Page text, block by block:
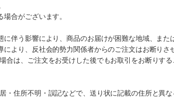
合がございます。
伴う影響により、商品のお届けが困難な地域、また
より、反社会的勢力関係者からのご注文はお断り
合は、ご注文をお受けした後でもお取引をお断りす
・住所不明・誤記などで、送り状に記載の住所と異